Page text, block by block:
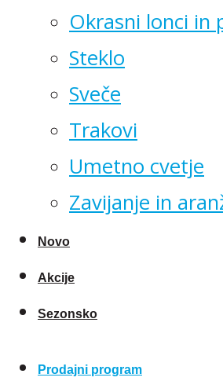
Okrasni lonci in
Steklo
Sveče
Trakovi
Umetno cvetje
Zavijanje in
Novo
Akcije
Sezonsko
Prodajni program